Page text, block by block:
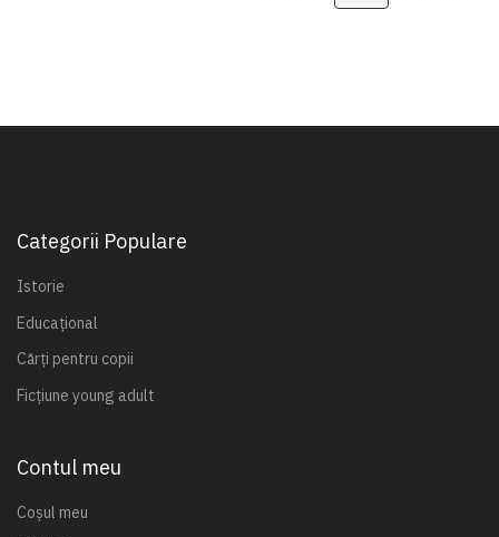
Categorii Populare
Istorie
Educațional
Cărți pentru copii
Ficțiune young adult
Contul meu
Coșul meu